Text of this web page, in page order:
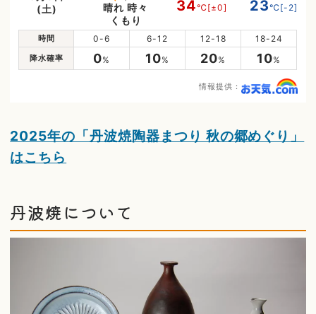
(土)
晴れ 時々
くもり
34℃[±0] 23℃[-2]
時間 0-6 6-12 12-18 18-24
降水確率 0% 10% 20% 10%
情報提供：
2025年の「丹波焼陶器まつり 秋の郷めぐり」
はこちら
丹波焼について